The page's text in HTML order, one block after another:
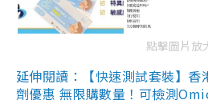
點擊圖片放
延伸閱讀：【快速測試套裝】
劑優惠 無限購數量！可檢測